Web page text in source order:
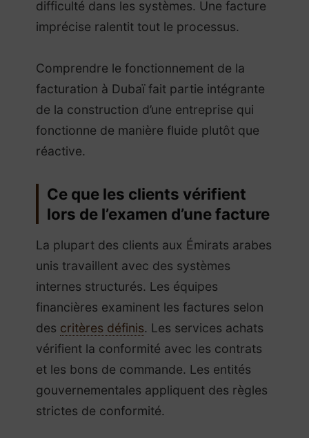
difficulté dans les systèmes. Une facture
imprécise ralentit tout le processus.
Comprendre le fonctionnement de la
facturation à Dubaï fait partie intégrante
de la construction d’une entreprise qui
fonctionne de manière fluide plutôt que
réactive.
Ce que les clients vérifient
lors de l’examen d’une facture
La plupart des clients aux Émirats arabes
unis travaillent avec des systèmes
internes structurés. Les équipes
financières examinent les factures selon
des critères définis. Les services achats
vérifient la conformité avec les contrats
et les bons de commande. Les entités
gouvernementales appliquent des règles
strictes de conformité.